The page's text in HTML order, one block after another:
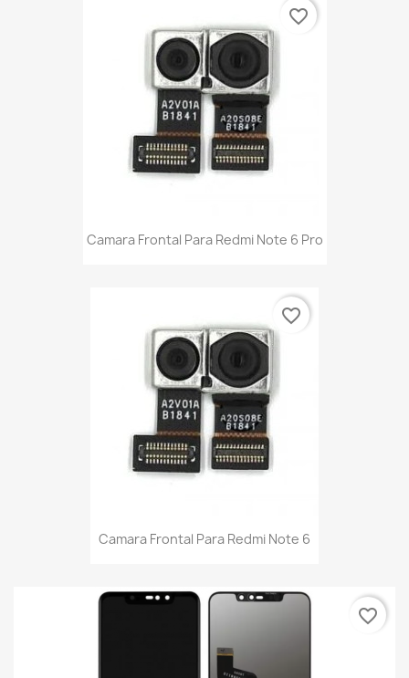
Camara Frontal Para Redmi Note 6 Pro
favorite_border
Camara Frontal Para Redmi Note 6
favorite_border
favorite_border